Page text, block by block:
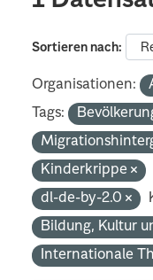
Sortieren nach
Organisationen:
Tags:
Kinderkrippe
dl-de-by-2.0
Bildung, Kultur
Internationale